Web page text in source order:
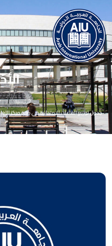
الرئيسية
جدول توزيع القاعات الامتحانية في كلية مركز اللغات